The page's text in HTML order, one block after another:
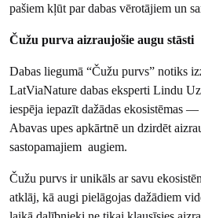
pašiem kļūt par dabas vērotājiem un
Čužu purva aizraujošie augu stāsti
Dabas liegumā “Čužu purvs” notiks
LatViaNature dabas eksperti Lindu
iespēja iepazīt dažādas ekosistēmas
Abavas upes apkārtnē un dzirdēt
sastopamajiem augiem.
Čužu purvs ir unikāls ar savu
atklāj, kā augi pielāgojas dažādiem